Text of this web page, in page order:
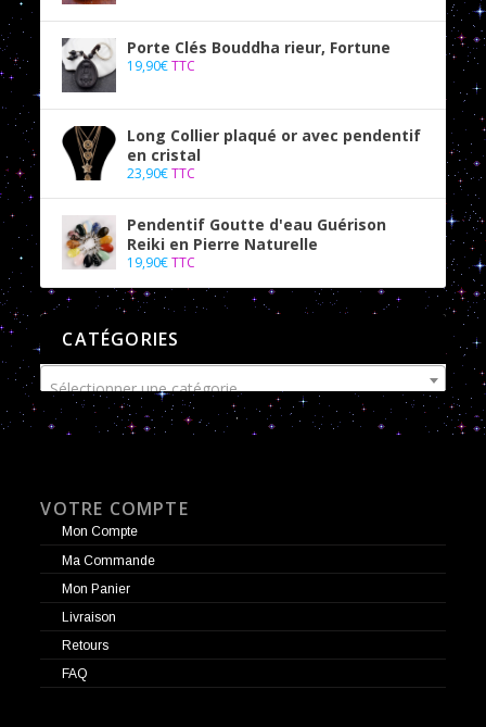
Porte Clés Bouddha rieur, Fortune
19,90€ TTC
Long Collier plaqué or avec pendentif
en cristal
23,90€ TTC
Pendentif Goutte d'eau Guérison
Reiki en Pierre Naturelle
19,90€ TTC
CATÉGORIES
Sélectionner une catégorie
VOTRE COMPTE
Mon Compte
Ma Commande
Mon Panier
Livraison
Retours
FAQ